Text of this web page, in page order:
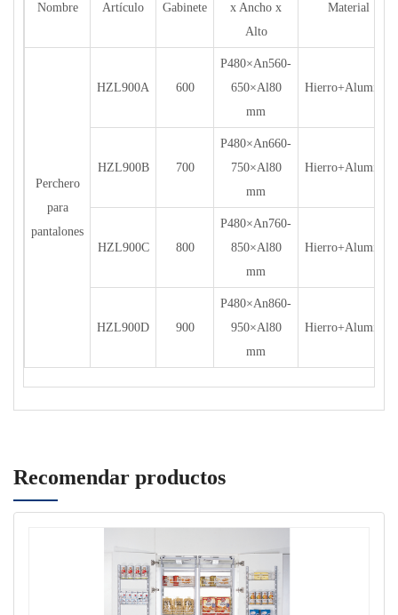
Nombre Artículo Gabinete
x Ancho x
Alto
Material
Perchero
para
pantalones
HZL900A 600
P480×An560-
650×Al80
mm
Hierro+Aluminio
HZL900B 700
P480×An660-
750×Al80
mm
Hierro+Aluminio
HZL900C 800
P480×An760-
850×Al80
mm
Hierro+Aluminio
HZL900D 900
P480×An860-
950×Al80
mm
Hierro+Aluminio
Recomendar productos